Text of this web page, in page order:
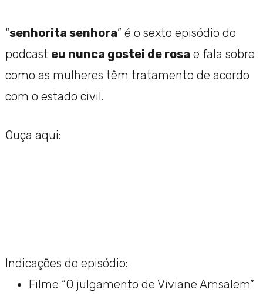
“senhorita senhora” é o sexto episódio do
podcast eu nunca gostei de rosa e fala sobre
como as mulheres têm tratamento de acordo
com o estado civil.
Ouça aqui:
Indicações do episódio:
Filme “O julgamento de Viviane Amsalem”